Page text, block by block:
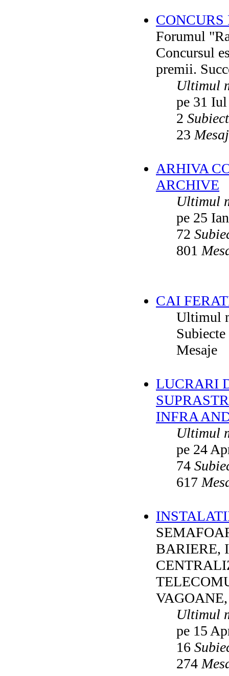
Forumul
Concursul
premii.
Ultimul
pe 31
2
23
ARHIVA
ARCHIVE
Ultimul
pe 25
72
801
CAI
Ultimul
Subiecte
Mesaje
LUCRARI
INFRA
Ultimul
pe 24
74
617
BARIERE,
Ultimul
pe 15
16
274